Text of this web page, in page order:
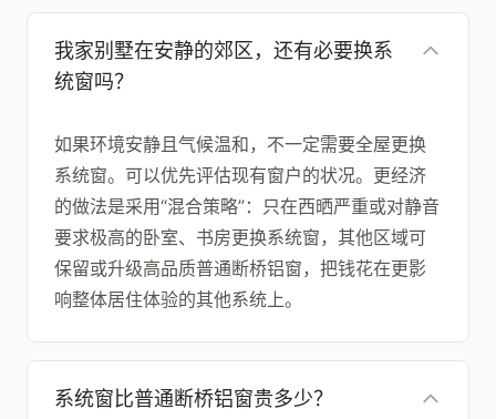
我家别墅在安静的郊区，还有必要换系
统窗吗？
如果环境安静且气候温和，不一定需要全屋更换
系统窗。可以优先评估现有窗户的状况。更经济
的做法是采用“混合策略”：只在西晒严重或对静音
要求极高的卧室、书房更换系统窗，其他区域可
保留或升级高品质普通断桥铝窗，把钱花在更影
响整体居住体验的其他系统上。
系统窗比普通断桥铝窗贵多少？